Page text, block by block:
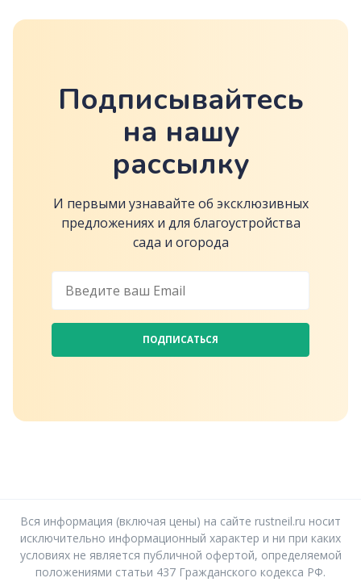
Подписывайтесь
на нашу
рассылку
И первыми узнавайте об эксклюзивных
предложениях и для благоустройства
сада и огорода
ПОДПИСАТЬСЯ
Вся информация (включая цены) на сайте rustneil.ru носит
исключительно информационный характер и ни при каких
условиях не является публичной офертой, определяемой
положениями статьи 437 Гражданского кодекса РФ.